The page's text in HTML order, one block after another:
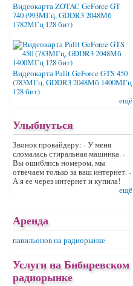
Видеокарта ZOTAC GeForce GT
740 (993МГц, GDDR3 2048Мб
1782МГц 128 бит)
Видеокарта Palit GeForce GTS 450
(783МГц, GDDR3 2048Мб 1400МГц
128 бит)
ещё
Улыбнуться
Звонок провайдеру: - У меня
сломалась стиральная машинка. -
Вы ошиблись номером, мы
отвечаем только за ваш интернет. -
А я ее через интернет и купила!
ещё
Аренда
павильонов на радиорынке
Услуги на Бибиревском
радиорынке